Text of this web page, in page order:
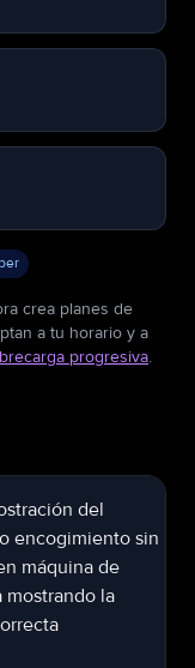
crea planes de
a tu horario y a
progresiva.